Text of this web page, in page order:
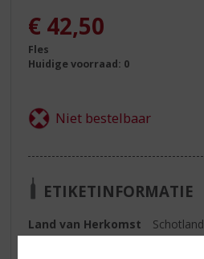
€ 42,50
Fles
Huidige voorraad: 0
ETIKETINFORMATIE
Land van Herkomst
Schotland